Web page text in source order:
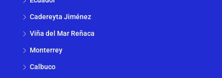
Cadereyta Jiménez
Viña del Mar Reñaca
Monterrey
Calbuco